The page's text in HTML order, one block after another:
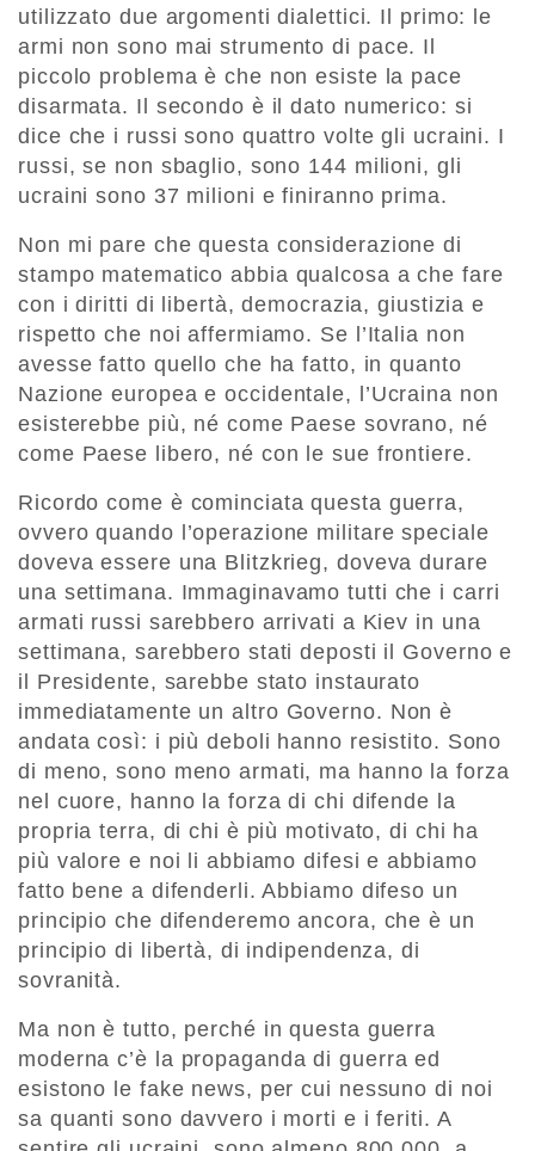
utilizzato due argomenti dialettici. Il primo: le
armi non sono mai strumento di pace. Il
piccolo problema è che non esiste la pace
disarmata. Il secondo è il dato numerico: si
dice che i russi sono quattro volte gli ucraini. I
russi, se non sbaglio, sono 144 milioni, gli
ucraini sono 37 milioni e finiranno prima.
Non mi pare che questa considerazione di
stampo matematico abbia qualcosa a che fare
con i diritti di libertà, democrazia, giustizia e
rispetto che noi affermiamo. Se l’Italia non
avesse fatto quello che ha fatto, in quanto
Nazione europea e occidentale, l’Ucraina non
esisterebbe più, né come Paese sovrano, né
come Paese libero, né con le sue frontiere.
Ricordo come è cominciata questa guerra,
ovvero quando l’operazione militare speciale
doveva essere una Blitzkrieg, doveva durare
una settimana. Immaginavamo tutti che i carri
armati russi sarebbero arrivati a Kiev in una
settimana, sarebbero stati deposti il Governo e
il Presidente, sarebbe stato instaurato
immediatamente un altro Governo. Non è
andata così: i più deboli hanno resistito. Sono
di meno, sono meno armati, ma hanno la forza
nel cuore, hanno la forza di chi difende la
propria terra, di chi è più motivato, di chi ha
più valore e noi li abbiamo difesi e abbiamo
fatto bene a difenderli. Abbiamo difeso un
principio che difenderemo ancora, che è un
principio di libertà, di indipendenza, di
sovranità.
Ma non è tutto, perché in questa guerra
moderna c’è la propaganda di guerra ed
esistono le fake news, per cui nessuno di noi
sa quanti sono davvero i morti e i feriti. A